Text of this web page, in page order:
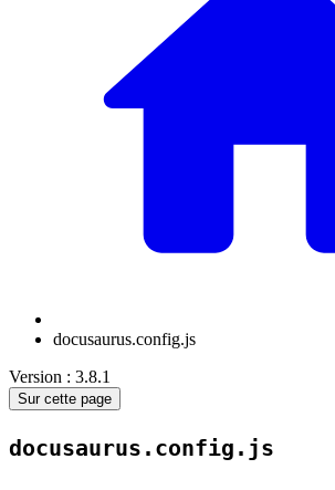
docusaurus.config.js
Version : 3.8.1
Sur cette page
docusaurus.config.js